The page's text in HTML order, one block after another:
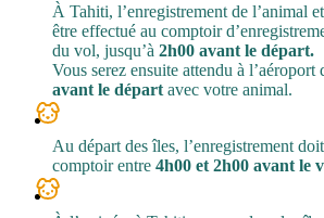
À Tahiti, l’enregistrement de l’animal
être effectué au comptoir
du vol, jusqu’à 2h00 avant le départ.
Vous serez ensuite attendu à l’aéroport
avant le départ avec votre animal.
Au départ des îles, l’enregistrement
comptoir entre 4h00 et 2h00 avant le